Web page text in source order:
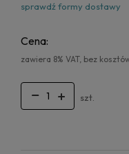
sprawdź formy dostawy
Cena:
zawiera 8% VAT, bez
szt.